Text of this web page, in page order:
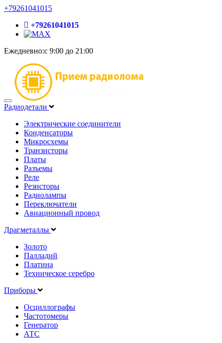
+79261041015
+79261041015
Ежедневно:с 9:00 до 21:00
Радиодетали
Электрические соединители
Конденсаторы
Микросхемы
Транзисторы
Платы
Разъемы
Реле
Резисторы
Радиолампы
Переключатели
Авиационный провод
Драгметаллы
Золото
Палладий
Платина
Техническое серебро
Приборы
Осциллографы
Частотомеры
Генератор
АТС